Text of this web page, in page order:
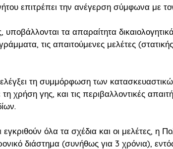
επιτρέπει την ανέγερση σύμφωνα με
τα απαραίτητα
τις απαιτούμενες μελέτες
τη συμμόρφωση των
χρήση γης, και τις περιβαλλοντικές
όλα τα σχέδια και οι μελέτες, η
διάστημα (συνήθως για 3 χρόνια),